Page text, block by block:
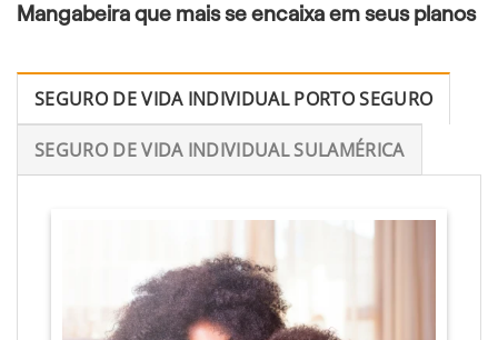
Mangabeira que mais se encaixa em seus planos
SEGURO DE VIDA INDIVIDUAL PORTO SEGURO
SEGURO DE VIDA INDIVIDUAL SULAMÉRICA